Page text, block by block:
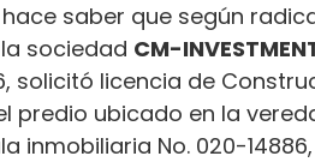
saber que según
la sociedad CM-
solicitó licencia de
predio ubicado en la
No. 020-